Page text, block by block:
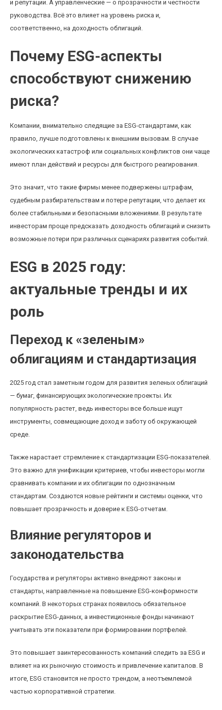
и репутации. А управленческие — о прозрачности и честности
руководства. Всё это влияет на уровень риска и,
соответственно, на доходность облигаций.
Почему ESG-аспекты
способствуют снижению
риска?
Компании, внимательно следящие за ESG-стандартами, как
правило, лучше подготовлены к внешним вызовам. В случае
экологических катастроф или социальных конфликтов они чаще
имеют план действий и ресурсы для быстрого реагирования.
Это значит, что такие фирмы менее подвержены штрафам,
судебным разбирательствам и потере репутации, что делает их
более стабильными и безопасными вложениями. В результате
инвесторам проще предсказать доходность облигаций и снизить
возможные потери при различных сценариях развития событий.
ESG в 2025 году:
актуальные тренды и их
роль
Переход к «зеленым»
облигациям и стандартизация
2025 год стал заметным годом для развития зеленых облигаций
— бумаг, финансирующих экологические проекты. Их
популярность растет, ведь инвесторы все больше ищут
инструменты, совмещающие доход и заботу об окружающей
среде.
Также нарастает стремление к стандартизации ESG-показателей.
Это важно для унификации критериев, чтобы инвесторы могли
сравнивать компании и их облигации по однозначным
стандартам. Создаются новые рейтинги и системы оценки, что
повышает прозрачность и доверие к ESG-отчетам.
Влияние регуляторов и
законодательства
Государства и регуляторы активно внедряют законы и
стандарты, направленные на повышение ESG-конформности
компаний. В некоторых странах появилось обязательное
раскрытие ESG-данных, а инвестиционные фонды начинают
учитывать эти показатели при формировании портфелей.
Это повышает заинтересованность компаний следить за ESG и
влияет на их рыночную стоимость и привлечение капиталов. В
итоге, ESG становится не просто трендом, а неотъемлемой
частью корпоративной стратегии.